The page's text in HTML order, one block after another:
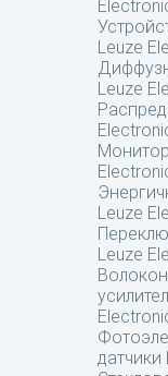
Leuze
Leuze
Leuze
Leuze
датчики